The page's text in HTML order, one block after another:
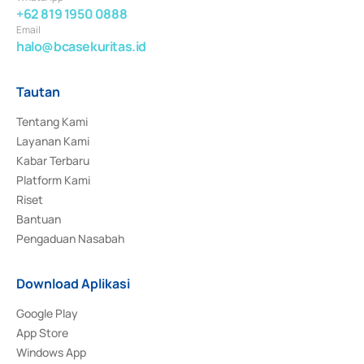
+62 819 1950 0888
Email
halo@bcasekuritas.id
Tautan
Tentang Kami
Layanan Kami
Kabar Terbaru
Platform Kami
Riset
Bantuan
Pengaduan Nasabah
Download Aplikasi
Google Play
App Store
Windows App